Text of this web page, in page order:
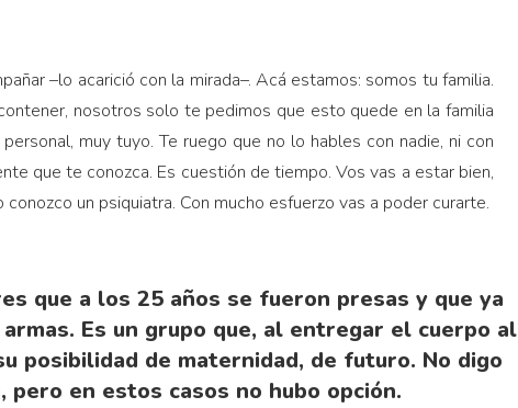
–lo acarició con la mirada–. Acá estamos: somos tu familia.
nosotros solo te pedimos que esto quede en la familia
muy tuyo. Te ruego que no lo hables con nadie, ni con
que te conozca. Es cuestión de tiempo. Vos vas a estar bien,
un psiquiatra. Con mucho esfuerzo vas a poder curarte.
que a los 25 años se fueron presas y que ya
Es un grupo que, al entregar el cuerpo al
posibilidad de maternidad, de futuro. No digo
en estos casos no hubo opción.